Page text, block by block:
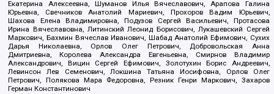
Екатерина Алексеевна, Шуманов Илья Вячеславович, Арапова Галина
Юрьевна, Свечников Анатолий Мариевич, Прохоров Вадим Юрьевич,
Шахова Елена Владимировна, Подузов Сергей Васильевич, Протасова
Ирина Вячеславовна, Литинский Леонид Борисович, Лукашевский Сергей
Маркович, Бахмин Вячеслав Иванович, Шабад Анатолий Ефимович, Сухих
Дарья Николаевна, Орлов Олег Петрович, Добровольская Анна
Дмитриевна, Королева Александра Евгеньевна, Смирнов Владимир
Александрович, Вицин Сергей Ефимович, Золотухин Борис Андреевич,
Левинсон Лев Семенович, Локшина Татьяна Иосифовна, Орлов Олег
Петрович, Полякова Мара Федоровна, Резник Генри Маркович, Захаров
Герман Константинович